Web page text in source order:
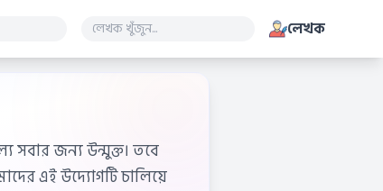
লেখক
সবার জন্য উন্মুক্ত। তবে
এই উদ্যোগটি চালিয়ে